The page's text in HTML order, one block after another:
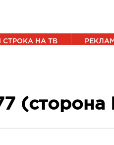
СТРОКА НА ТВ